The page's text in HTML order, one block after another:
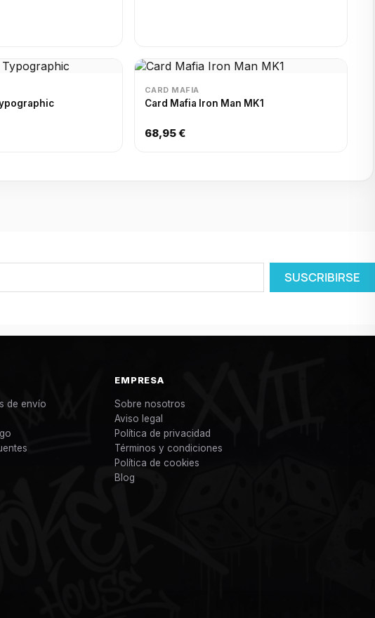
CARD MAFIA
Card Mafia Iron Man MK1
68,95 €
de envío
EMPRESA
Sobre nosotros
Aviso legal
Política de privacidad
Términos y condiciones
Política de cookies
Blog